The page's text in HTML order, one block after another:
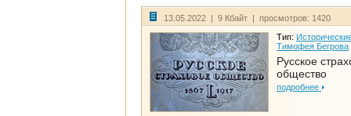
13.05.2022 | 9 Кбайт | просмотров: 1420
Тип:
Тимофея Бегрова
Русское
общество
подробнее